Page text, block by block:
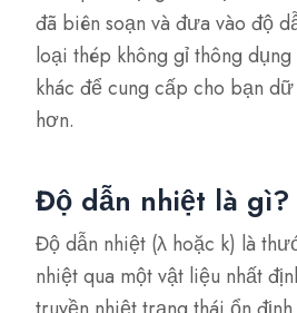
đã biên soạn và đưa vào độ
loại thép không gỉ thông
khác để cung cấp cho bạn
hơn.
Độ dẫn nhiệt là gì?
Độ dẫn nhiệt (λ hoặc k) là
nhiệt qua một vật liệu nhất